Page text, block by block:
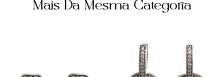
Mais Da Mesma Categoria